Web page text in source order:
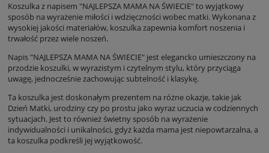
Koszulka z napisem "NAJLEPSZA MAMA NA ŚWIECIE" to wyjątkowy
sposób na wyrażenie miłości i wdzięczności wobec matki. Wykonana z
wysokiej jakości materiałów, koszulka zapewnia komfort noszenia i
trwałość przez wiele noszeń.
Napis "NAJLEPSZA MAMA NA ŚWIECIE" jest elegancko umieszczony na
przodzie koszulki, w wyrazistym i czytelnym stylu, który przyciąga
uwagę, jednocześnie zachowując subtelność i klasykę.
Ta koszulka jest doskonałym prezentem na różne okazje, takie jak
Dzień Matki, urodziny czy po prostu jako wyraz uczucia w codziennych
sytuacjach. Jest to również świetny sposób na wyrażenie
indywidualności i unikalności, gdyż każda mama jest niepowtarzalna, a
ta koszulka podkreśli jej wyjątkowość.